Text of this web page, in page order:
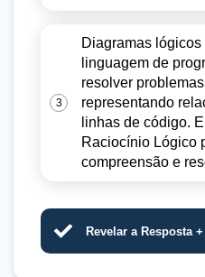
3
Diagramas
linguagem de
resolver
representando
linhas de código.
Raciocínio Lógico
compreensão e
Revelar a Resposta